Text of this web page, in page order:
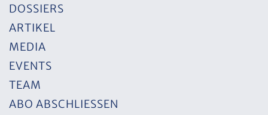
DOSSIERS
ARTIKEL
MEDIA
EVENTS
TEAM
ABO ABSCHLIESSEN